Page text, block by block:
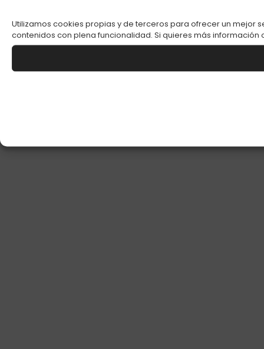
Utilizamos cookies propias y de terceros para ofrecer un mejor
contenidos con plena funcionalidad. Si quieres más